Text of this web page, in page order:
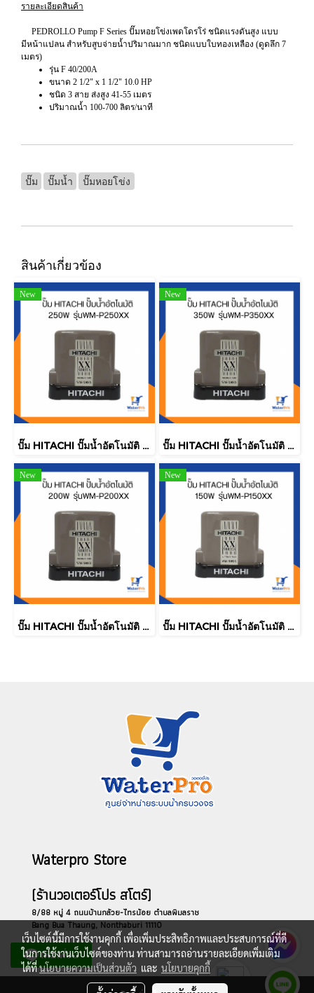
รายละเอียดสินค้า
PEDROLLO Pump F Series ปั๊มหอยโข่งเพดโดรโร่ ชนิดแรงดันสูง แบบ
มีหน้าแปลน สำหรับสูบจ่ายน้ำปริมาณมาก ชนิดแบบใบทองเหลือง (ดูดลึก 7
เมตร)
รุ่น F 40/200A
ขนาด 2 1/2" x 1 1/2" 10.0 HP
ชนิด 3 สาย ส่งสูง 41-55 เมตร
ปริมาณน้ำ 100-700 ลิตร/นาที
ปั๊ม ปั๊มน้ำ ปั๊มหอยโข่ง
สินค้าเกี่ยวข้อง
New
ปั๊ม HITACHI ปั๊มน้ำอัตโนมัติ 250W รุ่นWM-P250XX
New
ปั๊ม HITACHI ปั๊มน้ำอัตโนมัติ 350W รุ่นWM-P350XX
New
ปั๊ม HITACHI ปั๊มน้ำอัตโนมัติ 200W รุ่นWM-P200XX
New
ปั๊ม HITACHI ปั๊มน้ำอัตโนมัติ 150W รุ่นWM-P150XX
Waterpro Store
(ร้านวอเตอร์โปร สโตร์)
8/88 หมู่ 4 ถนนบ้านกล้วย-ไทรน้อย ตำบลพิมลราช
Bang Bua Thaung, Nonthaburi 11110
เว็บไซต์นี้มีการใช้งานคุกกี้ เพื่อเพิ่มประสิทธิภาพและประสบการณ์ที่ดี
ในการใช้งานเว็บไซต์ของท่าน ท่านสามารถอ่านรายละเอียดเพิ่มเติม
ได้ที่นโยบายความเป็นส่วนตัว และ นโยบายคุกกี้